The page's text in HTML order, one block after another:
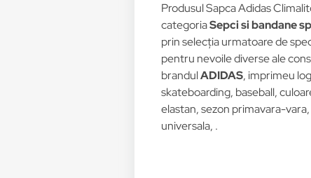
Produsul Sapca Adidas
categoriaSepci si bandane
prin selecția urmatoare de
pentru nevoile diverse ale
brandulADIDAS, imprimeu
skateboarding, baseball,
elastan, sezon primavara-
universala, .